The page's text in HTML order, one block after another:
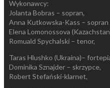
Wykonawcy:
Jolanta Bobras – sopran,
Anna Kutkowska-Kass –
Elena Lomonossova
Romuald Spychalski – tenor,
Taras Hlushko (Ukraina)–
Dominika Sznajder – skrzypce,
Robert Stefański-klarnet,